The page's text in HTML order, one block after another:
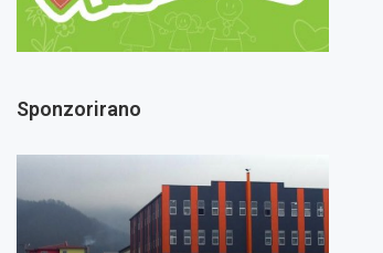
Sponzorirano